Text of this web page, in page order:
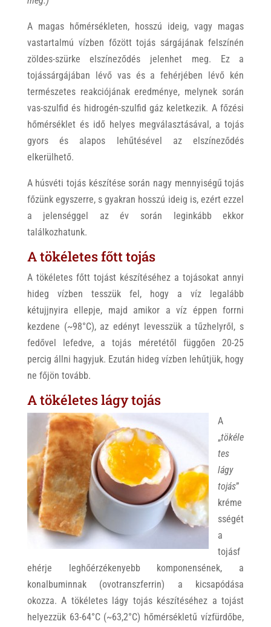
A magas hőmérsékleten, hosszú ideig, vagy magas
vastartalmú vízben főzött tojás sárgájának felszínén
zöldes-szürke elszíneződés jelenhet meg. Ez a
tojássárgájában lévő vas és a fehérjében lévő kén
természetes reakciójának eredménye, melynek során
vas-szulfid és hidrogén-szulfid gáz keletkezik. A főzési
hőmérséklet és idő helyes megválasztásával, a tojás
gyors és alapos lehűtésével az elszíneződés
elkerülhető.
A húsvéti tojás készítése során nagy mennyiségű tojás
főzünk egyszerre, s gyakran hosszú ideig is, ezért ezzel
a jelenséggel az év során leginkább ekkor
találkozhatunk.
A tökéletes főtt tojás
A tökéletes főtt tojást készítéséhez a tojásokat annyi
hideg vízben tesszük fel, hogy a víz legalább
kétujjnyira ellepje, majd amikor a víz éppen forrni
kezdene (~98°C), az edényt levesszük a tűzhelyről, s
fedővel lefedve, a tojás méretétől függően 20-25
percig állni hagyjuk. Ezután hideg vízben lehűtjük, hogy
ne főjön tovább.
A tökéletes lágy tojás
A
„tökéle
tes
lágy
tojás”
kréme
sségét
a
tojásf
ehérje leghőérzékenyebb komponensének, a
konalbuminnak (ovotranszferrin) a kicsapódása
okozza. A tökéletes lágy tojás készítéséhez a tojást
helyezzük 63-64°C (~63,2°C) hőmérsékletű vízfürdőbe,